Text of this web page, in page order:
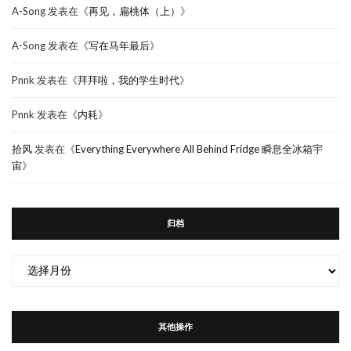
A-Song 发表在《再见，扁桃体（上） 》
A-Song 发表在《写在马年最后》
Pnnk 发表在《拜拜啦，我的学生时代》
Pnnk 发表在《内耗》
拾风 发表在《Everything Everywhere All Behind Fridge 瞬息全冰箱宇
宙》
归档
其他操作